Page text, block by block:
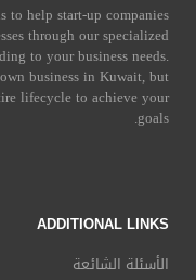
help start-up companies
through our specialized
to your business needs.
business in Kuwait, but
lifecycle to achieve your
goals.
ADDITIONAL LINKS
الأسئلة الشائعة